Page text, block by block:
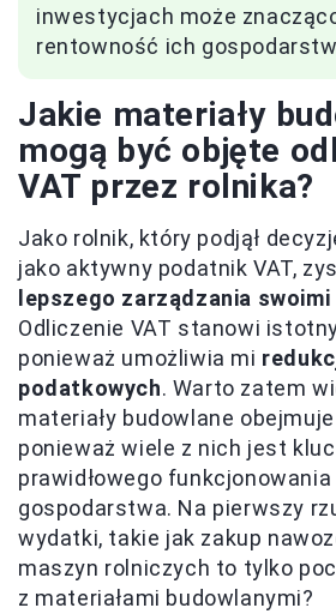
inwestycjach może
rentowność ich
Jakie materiały
mogą być objęte
VAT przez rolnika?
Jako rolnik, który podjął
jako aktywny podatnik VAT,
lepszego zarządzania
Odliczenie VAT stanowi
ponieważ umożliwia mi
podatkowych. Warto zatem
materiały budowlane
ponieważ wiele z nich jest
prawidłowego
gospodarstwa. Na pierwszy
wydatki, takie jak zakup
maszyn rolniczych to tylko
z materiałami budowlanymi?